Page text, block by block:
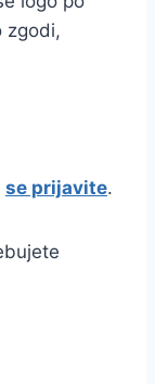
zgodi,
se prijavite.